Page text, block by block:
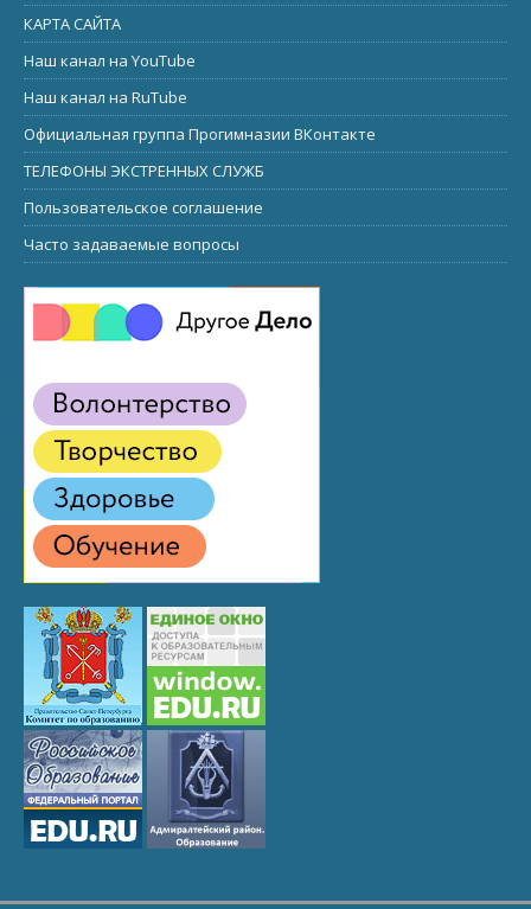
КАРТА САЙТА
Наш канал на YouTube
Наш канал на RuTube
Официальная группа Прогимназии ВКонтакте
ТЕЛЕФОНЫ ЭКСТРЕННЫХ СЛУЖБ
Пользовательское соглашение
Часто задаваемые вопросы